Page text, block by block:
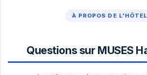
À PROPOS DE L'HÔTEL
Questions sur MUSES